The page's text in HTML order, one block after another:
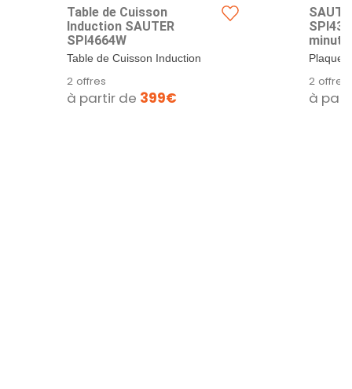
Table de Cuisson
Induction SAUTER
SPI4664W
Table de Cuisson Induction
induction - 4...
2 offres
à partir de 399€
7200w
Plaque
et
2 offres
à